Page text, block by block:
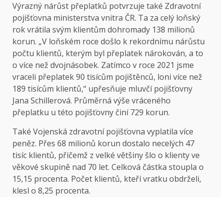
Výrazný nárůst přeplatků potvrzuje také Zdravotní
pojišťovna ministerstva vnitra ČR. Ta za celý loňský
rok vrátila svým klientům dohromady 138 milionů
korun. „V loňském roce došlo k rekordnímu nárůstu
počtu klientů, kterým byl přeplatek nárokován, a to
o více než dvojnásobek. Zatímco v roce 2021 jsme
vraceli přeplatek 90 tisícům pojištěnců, loni více než
189 tisícům klientů,“ upřesňuje mluvčí pojišťovny
Jana Schillerová. Průměrná výše vráceného
přeplatku u této pojišťovny činí 729 korun.
Také Vojenská zdravotní pojišťovna vyplatila více
peněz. Přes 68 milionů korun dostalo necelých 47
tisíc klientů, přičemž z velké většiny šlo o klienty ve
věkové skupině nad 70 let. Celková částka stoupla o
15,15 procenta. Počet klientů, kteří vratku obdrželi,
klesl o 8,25 procenta.